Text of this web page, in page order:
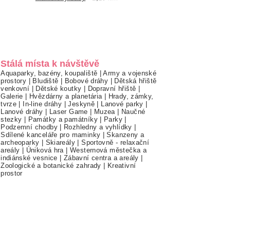
Stálá místa k návštěvě
Aquaparky, bazény, koupaliště |Army a vojenské
prostory | Bludiště | Bobové dráhy | Dětská hřiště
venkovní | Dětské koutky | Dopravní hřiště |
Galerie | Hvězdárny a planetária | Hrady, zámky,
tvrze | In-line dráhy |Jeskyně | Lanové parky |
Lanové dráhy | Laser Game | Muzea | Naučné
stezky | Památky a památníky| Parky |
Podzemní chodby| Rozhledny a vyhlídky |
Sdílené kanceláře pro maminky |Skanzeny a
archeoparky | Skiareály |Sportovně - relaxační
areály | Úniková hra |Westernová městečka a
indiánské vesnice | Zábavní centra a areály |
Zoologické a botanické zahrady | Kreativní
prostor